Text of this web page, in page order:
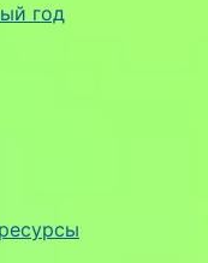
год